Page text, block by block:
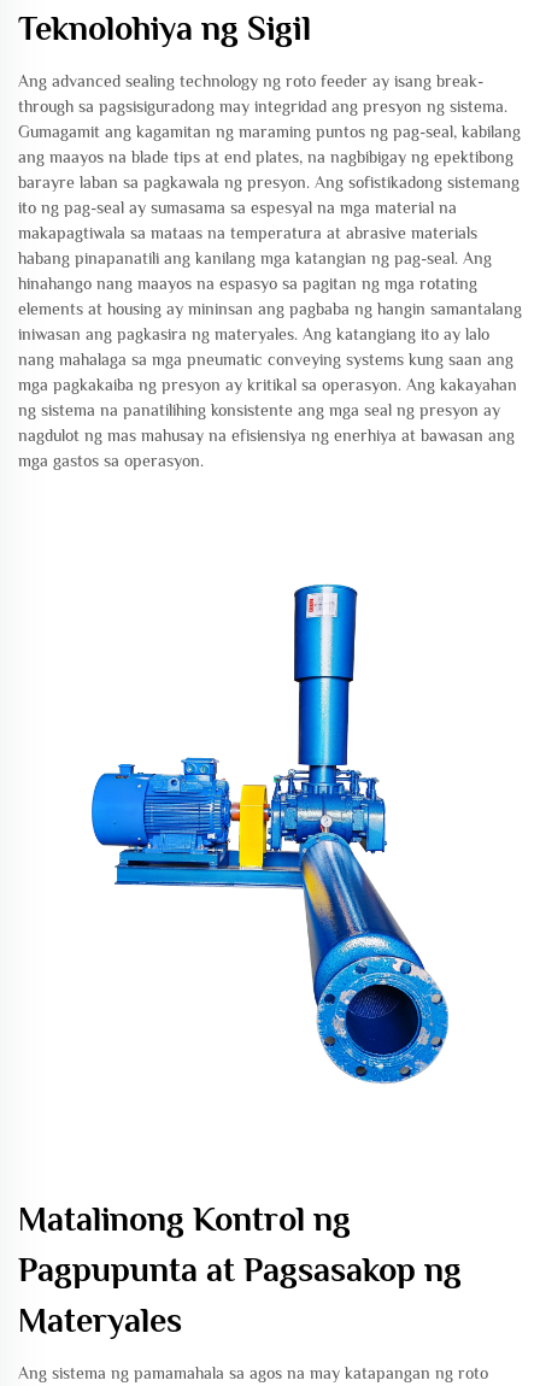
Teknolohiya ng Sigil
Ang advanced sealing technology ng roto feeder ay isang break-
through sa pagsisiguradong may integridad ang presyon ng sistema.
Gumagamit ang kagamitan ng maraming puntos ng pag-seal, kabilang
ang maayos na blade tips at end plates, na nagbibigay ng epektibong
barayre laban sa pagkawala ng presyon. Ang sofistikadong sistemang
ito ng pag-seal ay sumasama sa espesyal na mga material na
makapagtiwala sa mataas na temperatura at abrasive materials
habang pinapanatili ang kanilang mga katangian ng pag-seal. Ang
hinahango nang maayos na espasyo sa pagitan ng mga rotating
elements at housing ay mininsan ang pagbaba ng hangin samantalang
iniwasan ang pagkasira ng materyales. Ang katangiang ito ay lalo
nang mahalaga sa mga pneumatic conveying systems kung saan ang
mga pagkakaiba ng presyon ay kritikal sa operasyon. Ang kakayahan
ng sistema na panatilihing konsistente ang mga seal ng presyon ay
nagdulot ng mas mahusay na efisiensiya ng enerhiya at bawasan ang
mga gastos sa operasyon.
Matalinong Kontrol ng
Pagpupunta at Pagsasakop ng
Materyales
Ang sistema ng pamamahala sa agos na may katapangan ng roto